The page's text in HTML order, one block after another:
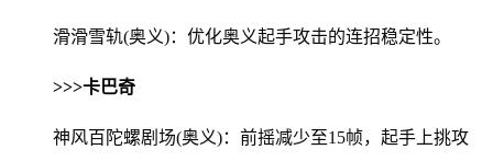
滑滑雪轨(奥义)：优化奥义起手攻击的连招稳定性。
>>>卡巴奇
神风百陀螺剧场(奥义)：前摇减少至15帧，起手上挑攻